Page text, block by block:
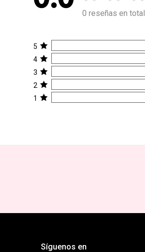
0 reseñas en total
5
4
3
2
1
Síguenos en